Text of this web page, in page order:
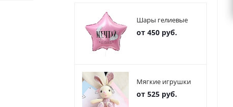
Шары гелиевые
от 450 руб.
Мягкие игрушки
от 525 руб.